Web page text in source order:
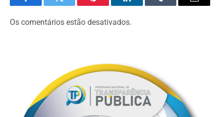
FacebookTwitter Pinterest O
LinkedIn
Tumblr
E-
Os comentários estão desativados.